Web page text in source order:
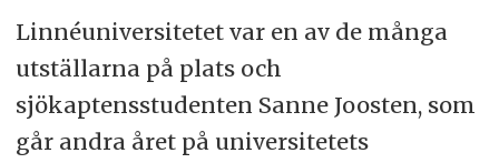
Linnéuniversitetet var en av de många
utställarna på plats och
sjökaptensstudenten Sanne Joosten, som
går andra året på universitetets